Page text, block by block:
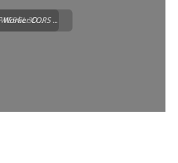
3D ...
CORS ...